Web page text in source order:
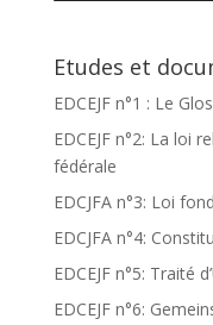
Etudes et
EDCEJF n°1 : Le
EDCEJF n°2: La loi
fédérale
EDCJFA n°3: Loi
EDCJFA n°4:
EDCEJF n°5: Traité
EDCEJF n°6: